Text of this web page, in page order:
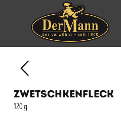
ZWETSCHKENFLECK
120 g